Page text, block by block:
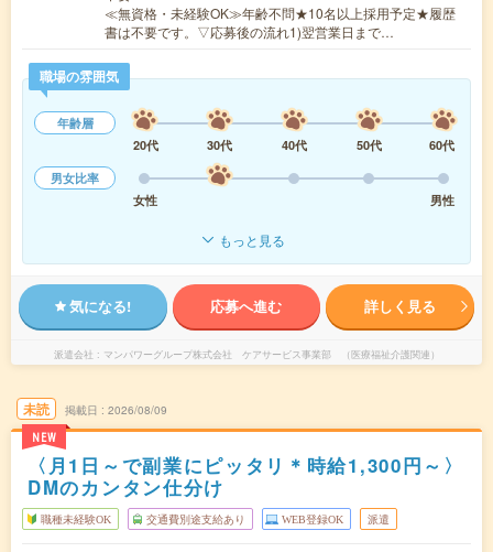
≪無資格・未経験OK≫年齢不問★10名以上採用予定★履歴
書は不要です。▽応募後の流れ1)翌営業日まで…
職場の雰囲気
年齢層
20代
30代 40代 50代
60代
男女比率
女性
男性
もっと見る
気になる! 応募へ進む 詳しく見る
派遣会社 マンパワーグループ株式会社 ケアサービス事業部 （医療福祉介護関連）
未読
NEW
掲載日 2026/08/09
〈月1日～で副業にピッタリ＊時給1,300円～〉
DMのカンタン仕分け
職種未経験OK 交通費別途支給あり WEB登録OK 派遣